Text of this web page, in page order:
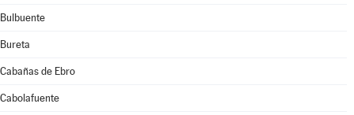
Bulbuente
Bureta
Cabañas de Ebro
Cabolafuente